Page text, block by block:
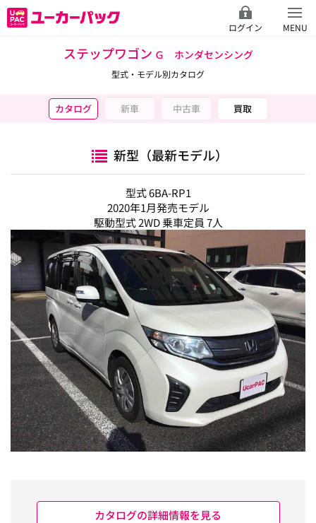
ログイン MENU
ステップワゴン Ｇ ホンダセンシング
型式・モデル別カタログ
カタログ 新車 中古車 買取
新型（最新モデル）
型式 6BA-RP1
2020年1月発売モデル
駆動型式 2WD 乗車定員 7人
カタログの詳細情報を見る